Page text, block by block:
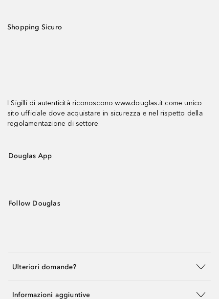
Shopping Sicuro
I Sigilli di autenticità riconoscono www.douglas.it come unico
sito ufficiale dove acquistare in sicurezza e nel rispetto della
regolamentazione di settore.
Douglas App
Follow Douglas
Ulteriori domande?
Informazioni aggiuntive